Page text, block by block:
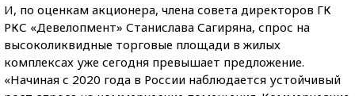
И, по оценкам акционера, члена совета директоров ГК
РКС «Девелопмент» Станислава Сагиряна, спрос на
высоколиквидные торговые площади в жилых
комплексах уже сегодня превышает предложение.
«Начиная с 2020 года в России наблюдается устойчивый